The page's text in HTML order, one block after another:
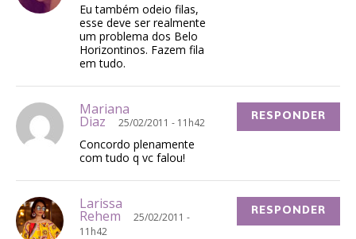
Eu também odeio filas,
esse deve ser realmente
um problema dos Belo
Horizontinos. Fazem fila
em tudo.
Mariana
Diaz 25/02/2011 - 11h42
Concordo plenamente
com tudo q vc falou!
RESPONDER
Larissa
Rehem
25/02/2011 -
11h42
RESPONDER